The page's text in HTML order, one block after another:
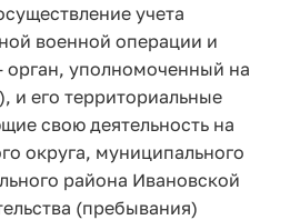
учета
военной операции и
орган, уполномоченный на
и его территориальные
свою деятельность на
округа, муниципального
района Ивановской
(пребывания)